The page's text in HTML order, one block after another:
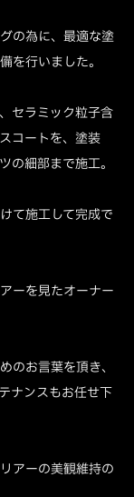
の為に、最適な塗
を行いました。
セラミック粒子含
コートを、塗装
の細部まで施工。
て施工して完成で
ーを見たオーナー
のお言葉を頂き、
ナンスもお任せ下
アーの美観維持の